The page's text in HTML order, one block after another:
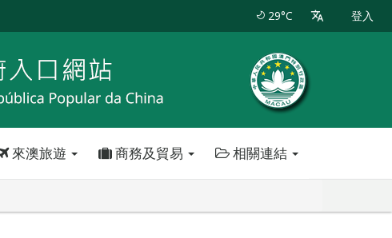
29°C 登入
來澳旅遊 商務及貿易 相關連結